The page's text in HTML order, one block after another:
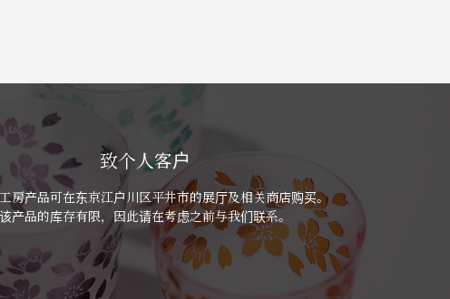
致个人客户
房产品可在东京江户川区平井市的展厅及相关商店购买。
该产品的库存有限，因此请在考虑之前与我们联系。